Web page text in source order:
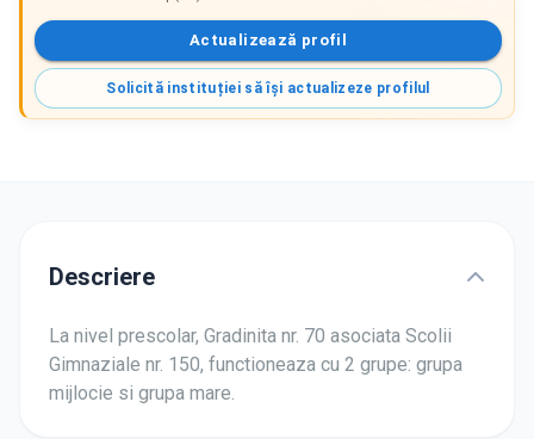
Actualizează profil
Solicită instituției să își actualizeze profilul
Descriere
La nivel prescolar, Gradinita nr. 70 asociata Scolii
Gimnaziale nr. 150, functioneaza cu 2 grupe: grupa
mijlocie si grupa mare.